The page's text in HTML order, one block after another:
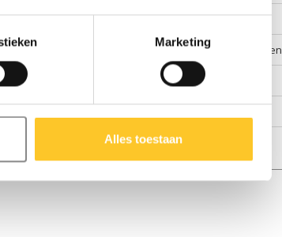
Marketing
Alles toestaan
Awards
Algemene voorwaarden
Duurzaamheid
Auteursrecht